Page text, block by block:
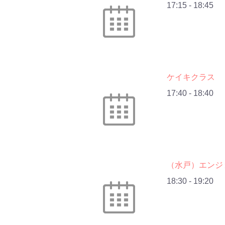
17:15 - 18:45
ケイキクラス
17:40 - 18:40
（水戸）エン
18:30 - 19:20